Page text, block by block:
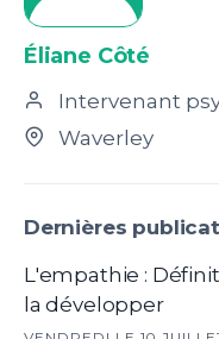
Éliane Côté
Intervenant
Waverley
Dernières
L'empathie :
la développer